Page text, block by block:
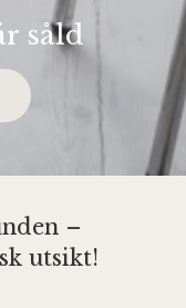
såld
–
utsikt!